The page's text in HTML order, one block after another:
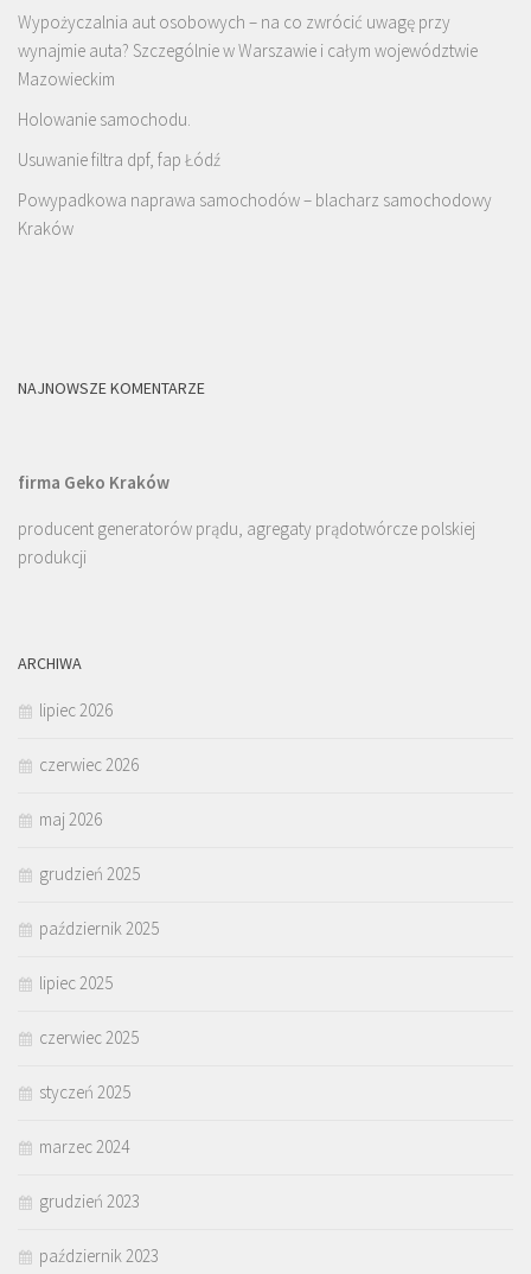
Wypożyczalnia aut osobowych – na co zwrócić uwagę przy
wynajmie auta? Szczególnie w Warszawie i całym województwie
Mazowieckim
Holowanie samochodu.
Usuwanie filtra dpf, fap Łódź
Powypadkowa naprawa samochodów – blacharz samochodowy
Kraków
NAJNOWSZE KOMENTARZE
firma Geko Kraków
producent generatorów prądu, agregaty prądotwórcze polskiej
produkcji
ARCHIWA
lipiec 2026
czerwiec 2026
maj 2026
grudzień 2025
październik 2025
lipiec 2025
czerwiec 2025
styczeń 2025
marzec 2024
grudzień 2023
październik 2023